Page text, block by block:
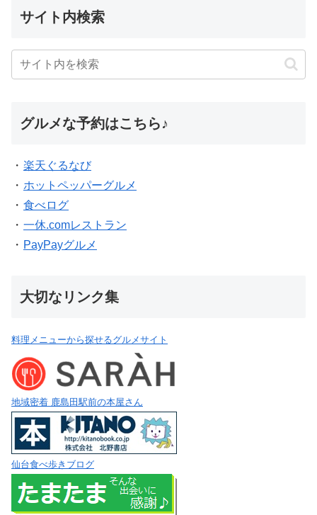
サイト内検索
グルメな予約はこちら♪
・ 楽天ぐるなび
・ ホットペッパーグルメ
・ 食べログ
・ 一休.comレストラン
・ PayPayグルメ
大切なリンク集
料理メニューから探せるグルメサイト
地域密着 鹿島田駅前の本屋さん
仙台食べ歩きブログ